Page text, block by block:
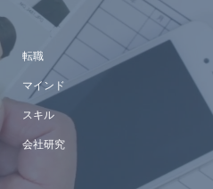
転職
マインド
スキル
会社研究